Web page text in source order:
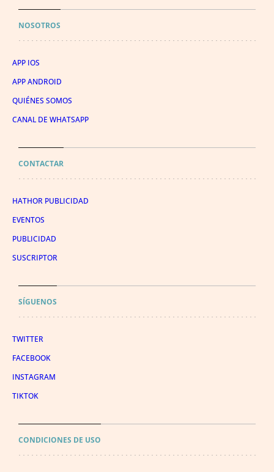
NOSOTROS
APP IOS
APP ANDROID
QUIÉNES SOMOS
CANAL DE WHATSAPP
CONTACTAR
HATHOR PUBLICIDAD
EVENTOS
PUBLICIDAD
SUSCRIPTOR
SÍGUENOS
TWITTER
FACEBOOK
INSTAGRAM
TIKTOK
CONDICIONES DE USO